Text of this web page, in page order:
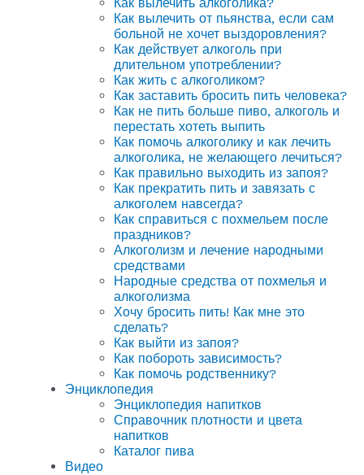
Как вылечить от пьянства, если сам
больной не хочет выздоровления?
Как действует алкоголь при
длительном употреблении?
Как жить с алкоголиком?
Как заставить бросить пить человека?
Как не пить больше пиво, алкоголь и
перестать хотеть выпить
Как помочь алкоголику и как лечить
алкоголика, не желающего лечиться?
Как правильно выходить из запоя?
Как прекратить пить и завязать с
алкоголем навсегда?
Как справиться с похмельем после
праздников?
Алкоголизм и лечение народными
средствами
Народные средства от похмелья и
алкоголизма
Хочу бросить пить! Как мне это
сделать?
Как выйти из запоя?
Как побороть зависимость?
Как помочь родственнику?
Энциклопедия
Энциклопедия напитков
Справочник плотности и цвета
напитков
Каталог пива
Видео